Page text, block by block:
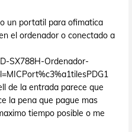
un portatil para ofimatica
el ordenador o conectado a
SX788H-Ordenador-
de la entrada parece que
la pena que pague mas
tiempo posible o me